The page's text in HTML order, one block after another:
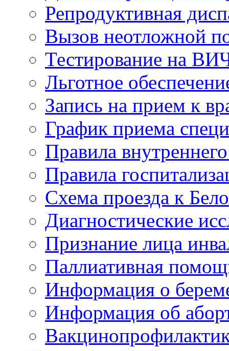
Репродуктивная
Вызов неотложной
Тестирование на
Льготное
Запись на прием к
График приема
Правила
Правила
Схема проезда к
Диагностические
Признание лица
Паллиативная
Информация о
Информация об